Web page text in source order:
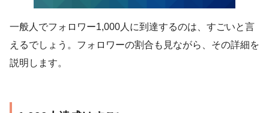
一般人でフォロワー1,000人に到達するのは、すごいと言
えるでしょう。フォロワーの割合も見ながら、その詳細を
説明します。